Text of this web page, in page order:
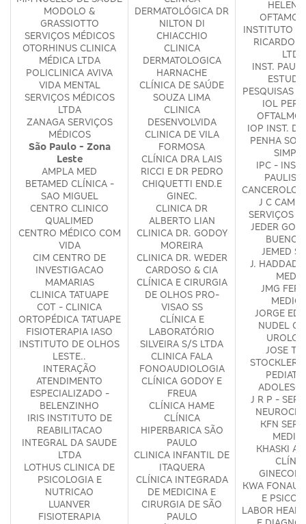
MODOLO &
GRASSIOTTO
SERVIÇOS MÉDICOS
OTORHINUS CLINICA
MÉDICA LTDA
POLICLINICA AVIVA
VIDA MENTAL
SERVIÇOS MÉDICOS
LTDA
ZANAGA SERVIÇOS
MÉDICOS
São Paulo - Zona
Leste
AMPLA MED
BETAMED CLÍNICA -
SAO MIGUEL
CENTRO CLINICO
QUALIMED
CENTRO MÉDICO COM
VIDA
CIM CENTRO DE
INVESTIGACAO
MAMARIAS
CLINICA TATUAPE
COT - CLINICA
ORTOPÉDICA TATUAPE
FISIOTERAPIA IASO
INSTITUTO DE OLHOS
LESTE..
INTERAÇÃO
ATENDIMENTO
ESPECIALIZADO -
BELENZINHO
IRIS INSTITUTO DE
REABILITACAO
INTEGRAL DA SAUDE
LTDA
LOTHUS CLINICA DE
PSICOLOGIA E
NUTRICAO
LUANVER
FISIOTERAPIA
DERMATOLÓGICA DR
NILTON DI
CHIACCHIO
CLINICA
DERMATOLOGICA
HARNACHE
CLÍNICA DE SAÚDE
SOUZA LIMA
CLINICA
DESENVOLVIDA
CLINICA DE VILA
FORMOSA
CLÍNICA DRA LAIS
RICCI E DR PEDRO
CHIQUETTI END.E
GINEC.
CLINICA DR
ALBERTO LIAN
CLINICA DR. GODOY
MOREIRA
CLINICA DR. WEDER
CARDOSO & CIA
CLÍNICA E CIRURGIA
DE OLHOS PRO-
VISAO SS
CLÍNICA E
LABORATÓRIO
SILVEIRA S/S LTDA
CLINICA FALA
FONOAUDIOLOGIA
CLÍNICA GODOY E
FREUA
CLÍNICA HAME
CLÍNICA
HIPERBARICA SÃO
PAULO
CLINICA INFANTIL DE
ITAQUERA
CLÍNICA INTEGRADA
DE MEDICINA E
CIRURGIA DE SÃO
PAULO
INSTITUTO
RICARDO
LTDA
INST.
PESQUISAS
IOL
IOP INST.
PENHA
IPC -
J C
SERVIÇOS
JEDER
BUENO
JEMED
J. HADDAD
JMG
JORGE
NUDEL
JOSE
STOCKLER
J R P -
KFN
KHASKI
KWA
E
LABOR